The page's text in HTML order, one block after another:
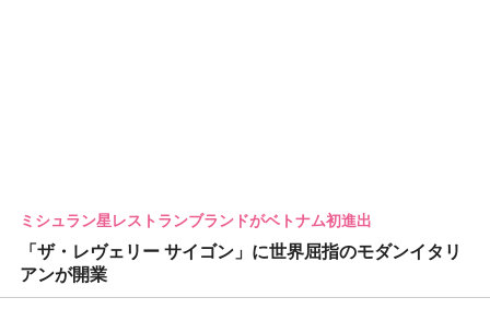
ミシュラン星レストランブランドがベトナム初進出
「ザ・レヴェリー サイゴン」に世界屈指のモダンイタリ
アンが開業